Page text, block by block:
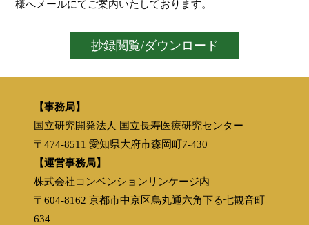
様へメールにてご案内いたしております。
抄録閲覧/ダウンロード
【事務局】
国立研究開発法人 国立長寿医療研究センター
〒474-8511 愛知県大府市森岡町7-430
【運営事務局】
株式会社コンベンションリンケージ内
〒604-8162 京都市中京区烏丸通六角下る七観音町
634